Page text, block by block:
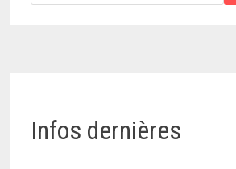
Infos dernières